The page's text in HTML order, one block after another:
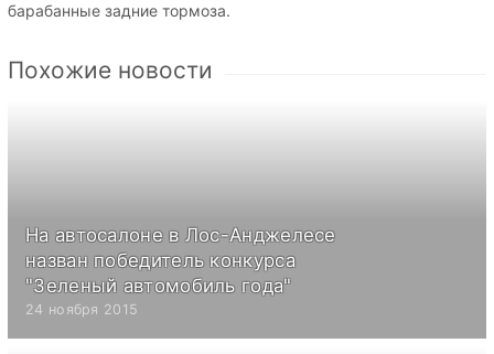
барабанные задние тормоза.
Похожие новости
На автосалоне в Лос-Анджелесе
назван победитель конкурса
"Зеленый автомобиль года"
24 ноября 2015